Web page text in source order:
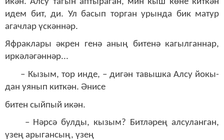
идем бит, ди. Ул ба­сып тор­ган урын­да бик ма­тур
агач­лар үс­кән­нәр.
Яф­рак­ла­ры әк­рен ге­нә аның би­те­нә ка­гыл­ган­нар,
ир­кә­лә­гән­нәр...
– Кы­зым, тор ин­де, – ди­гән та­выш­ка Ал­су йо­кы­
дан уя­нып кит­кән. Әни­се
би­тен сый­пый икән.
– Нәр­сә бул­ды, кы­зым? Бит­лә­рең ал­су­лан­ган,
үзең ары­ган­сың, үзең